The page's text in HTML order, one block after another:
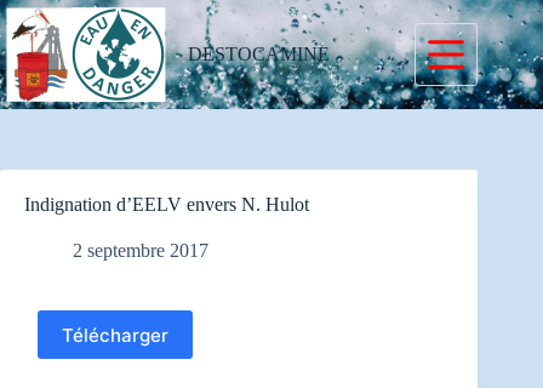
Passer
au
contenu
DESTOCAMINE
Indignation d’EELV envers N. Hulot
2 septembre 2017
Télécharger